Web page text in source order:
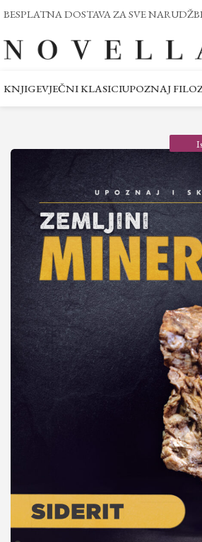
BESPLATNA DOSTAVA ZA SVE
KNJIGEVJEČNI KLASICIUPOZNAJ